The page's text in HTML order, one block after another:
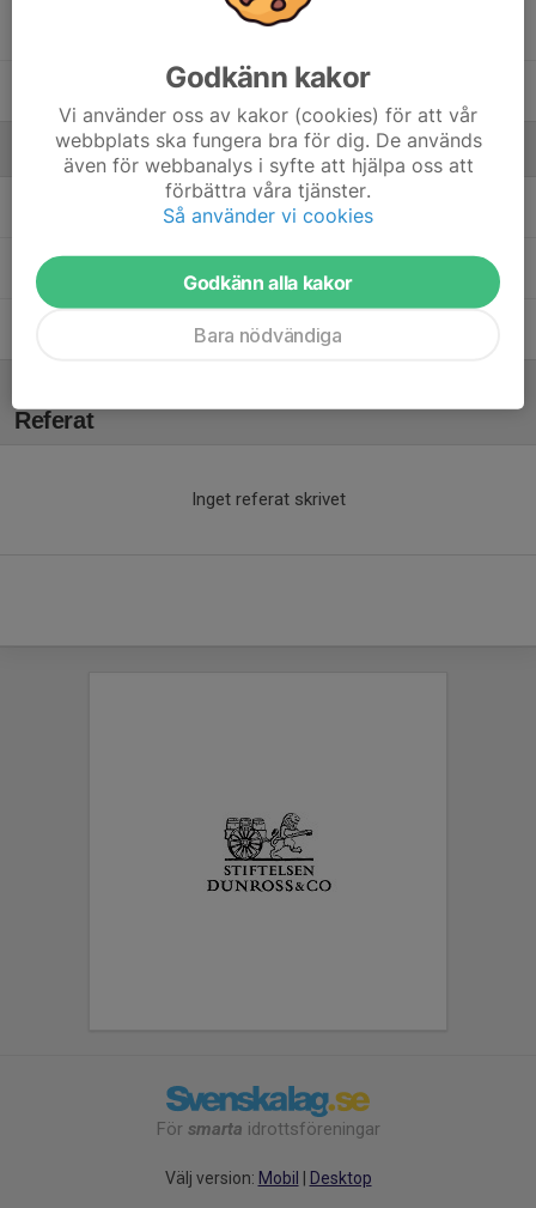
5. Simon Olsson
Ledare
Jenny Granath Fystränare
Roberth AnderssonHuvudledare
Referat
Inget referat skrivet
För smarta idrottsföreningar
Välj version: Mobil Desktop
Godkänn kakor
Vi använder oss av kakor (cookies) för att vår
webbplats ska fungera bra för dig. De används
även för webbanalys i syfte att hjälpa oss att
förbättra våra tjänster.
Så använder vi cookies
Godkänn alla kakor
Bara nödvändiga